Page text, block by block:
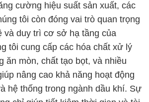
cường hiệu suất sản xuất, các
tôi còn đóng vai trò quan trọng
và duy trì cơ sở hạ tầng của
tôi cung cấp các hóa chất xử lý
ăn mòn, chất tạo bọt, và nhiều
nâng cao khả năng hoạt động
hệ thống trong ngành dầu khí. Sự